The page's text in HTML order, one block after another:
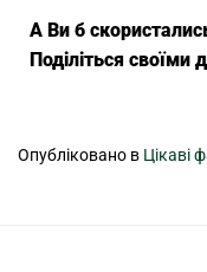
А Ви б
Поділіться
Опубліковано в Цікаві